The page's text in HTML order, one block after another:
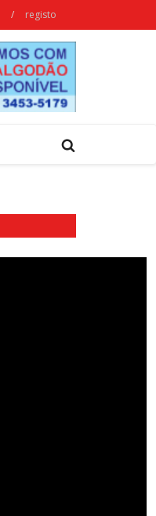
/ registo